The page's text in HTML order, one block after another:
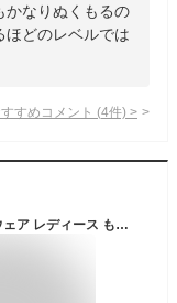
かなりぬくもるの
ほどのレベルでは
すめコメント (4件) >
【今だけ10％オフクーポン】着る毛布 ルームウェア レディース もこもこ モコモコ かわいい 可愛い おしゃれ 着るブランケット フード付き 部屋着 パジャマ マタニティ ナイトウェア ロング 秋冬 あったかグッズ 暖かい 新生活 送料無料 MYHOME